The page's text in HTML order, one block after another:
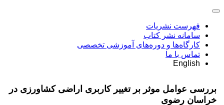
فهرست نشریات
سامانه نشر کتاب
کارگاه‌ها و دوره‌های آموزشی تخصصی
تماس با ما
English
بررسی عوامل موثر بر تغییر کاربری اراضی کشاورزی در
خراسان رضوی